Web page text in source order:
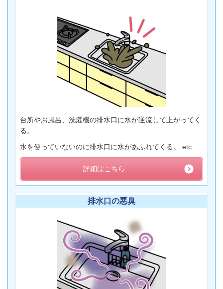
台所やお風呂、洗濯機の排水口に水が逆流して上がってく
る。
水を使っていないのに排水口に水があふれてくる。 etc.
詳細はこちら
排水口の悪臭